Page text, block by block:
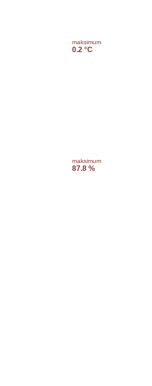
maksimum
0.2 °C
maksimum
87.8 %